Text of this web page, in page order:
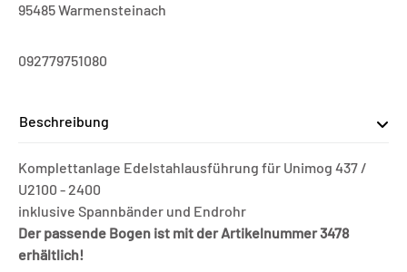
95485 Warmensteinach
092779751080
Beschreibung
Komplettanlage Edelstahlausführung für Unimog 437 /
U2100 - 2400
inklusive Spannbänder und Endrohr
Der passende Bogen ist mit der Artikelnummer 3478
erhältlich!